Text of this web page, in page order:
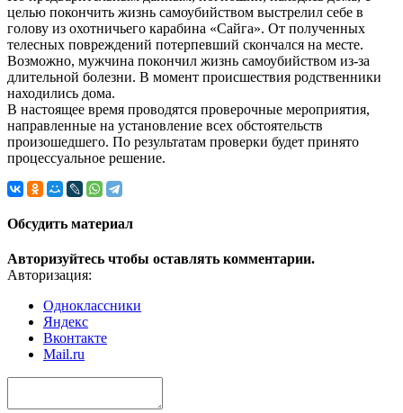
целью покончить жизнь самоубийством выстрелил себе в
голову из охотничьего карабина «Сайга». От полученных
телесных повреждений потерпевший скончался на месте.
Возможно, мужчина покончил жизнь самоубийством из-за
длительной болезни. В момент происшествия родственники
находились дома.
В настоящее время проводятся проверочные мероприятия,
направленные на установление всех обстоятельств
произошедшего. По результатам проверки будет принято
процессуальное решение.
Обсудить материал
Авторизуйтесь чтобы оставлять комментарии.
Авторизация:
Одноклассники
Яндекс
Вконтакте
Mail.ru